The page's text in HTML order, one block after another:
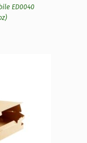
ED0040